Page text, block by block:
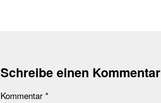
Schreibe einen Kommentar
Kommentar *